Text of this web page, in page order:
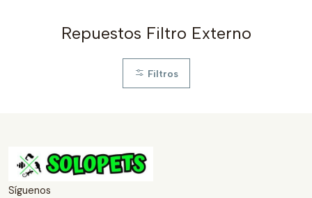
Repuestos Filtro Externo
Filtros
Síguenos